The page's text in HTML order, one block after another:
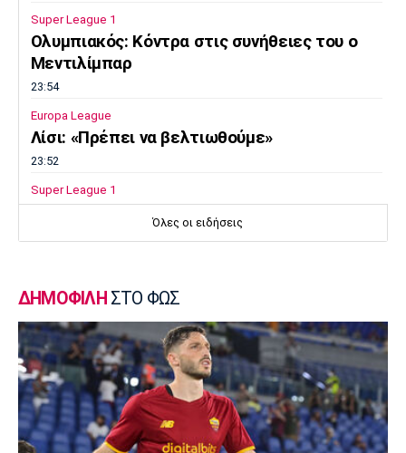
Super League 1
Ολυμπιακός: Κόντρα στις συνήθειες του ο
Μεντιλίμπαρ
23:54
Europa League
Λίσι: «Πρέπει να βελτιωθούμε»
23:52
Super League 1
Επιστρέφει αύριο στη Θεσσαλονίκη ο
Επίσημα στον Άρη ο Άνταμ Μοκόκα
23:35
Europa League
Μπρούνο: «Δουλέψαμε καλά στην άμυνα»
23:32
Ποδόσφαιρο - Διεθνή
Όλες οι ειδήσεις
ΔΗΜΟΦΙΛΗ ΣΤΟ ΦΩΣ